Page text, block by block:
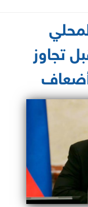
تجاوز
أضعاف